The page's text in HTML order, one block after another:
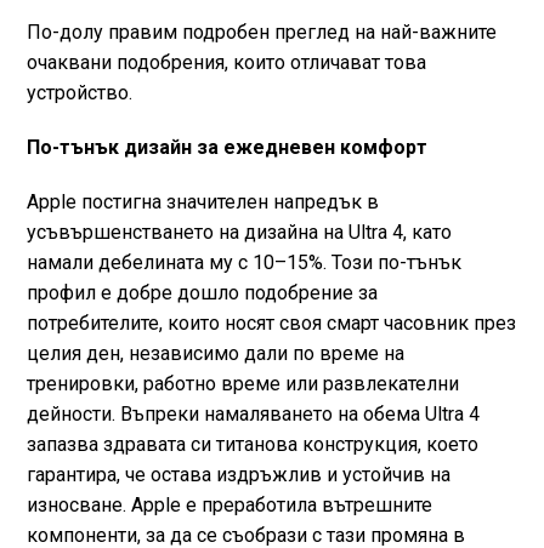
По-долу правим подробен преглед на най-важните
очаквани подобрения, които отличават това
устройство.
По-тънък дизайн за ежедневен комфорт
Apple постигна значителен напредък в
усъвършенстването на дизайна на Ultra 4, като
намали дебелината му с 10–15%. Този по-тънък
профил е добре дошло подобрение за
потребителите, които носят своя смарт часовник през
целия ден, независимо дали по време на
тренировки, работно време или развлекателни
дейности. Въпреки намаляването на обема Ultra 4
запазва здравата си титанова конструкция, което
гарантира, че остава издръжлив и устойчив на
износване. Apple е преработила вътрешните
компоненти, за да се съобрази с тази промяна в